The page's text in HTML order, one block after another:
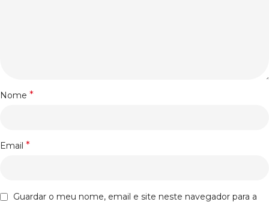
Nome *
Email *
Guardar o meu nome, email e site neste navegador para a